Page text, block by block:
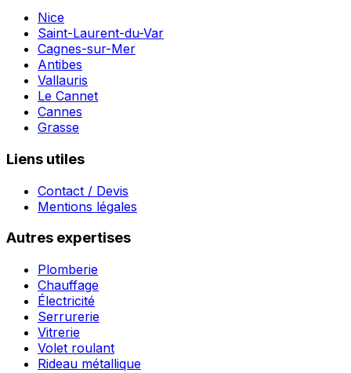
Nice
Saint-Laurent-du-Var
Cagnes-sur-Mer
Antibes
Vallauris
Le Cannet
Cannes
Grasse
Liens utiles
Contact / Devis
Mentions légales
Autres expertises
Plomberie
Chauffage
Électricité
Serrurerie
Vitrerie
Volet roulant
Rideau métallique